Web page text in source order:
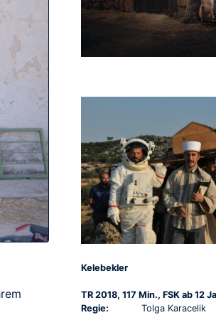
Kelebekler
TR 2018, 117 Min., FSK ab 12
Regie:
Tolga Karacelik